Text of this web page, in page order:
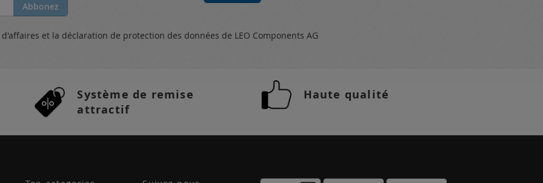
Abbonez
d'affaires et la déclaration de protection des données de LEO Components AG
Système de remise
attractif
Haute qualité